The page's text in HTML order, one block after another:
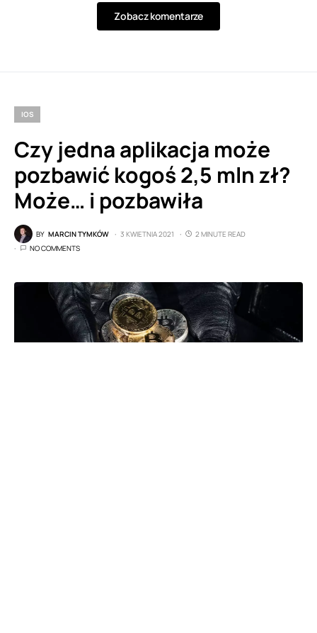
Zobacz komentarze
IOS
Czy jedna aplikacja może
pozbawić kogoś 2,5 mln zł?
Może… i pozbawiła
BY MARCIN TYMKÓW 3 KWIETNIA 2021
2 MINUTE READ
NO COMMENTS